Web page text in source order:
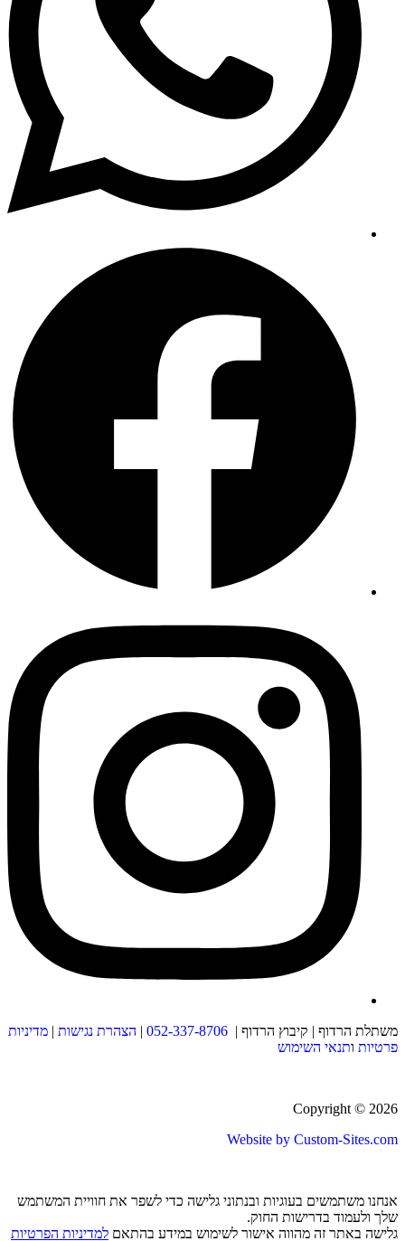
משתלת הרדוף | קיבוץ הרדוף | 052-337-8706
| הצהרת נגישות | מדיניות
פרטיות ותנאי השימוש
Copyright © 2026
Website by Custom-Sites.com
אנחנו משתמשים בעוגיות ובנתוני גלישה כדי לשפר את חוויית המשתמש
שלך ולעמוד בדרישות החוק.
גלישה באתר זה מהווה אישור לשימוש במידע בהתאם למדיניות הפרטיות